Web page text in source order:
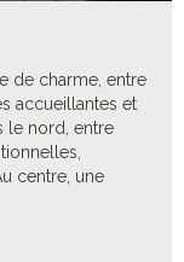
de charme, entre
accueillantes et
le nord, entre
centre, une